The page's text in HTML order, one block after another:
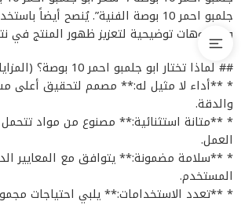
جلمبو احمر 10 بوصة الفنية”. يُنصح أيضاً
وفيديوهات توضيحية لتعزيز ظهور المنتج في
## لماذا تختار ابو جلمبو احمر 10 بوصة؟ (المزايا التنافسية)
* **أداء لا مثيل له:** مصمم لتحقيق أعلى
والدقة.
* **متانة استثنائية:** مصنوع من مواد
العمل.
* **سلامة مضمونة:** يتوافق مع المعايير
المستخدم.
* **تعدد الاستخدامات:** يلبي احتياجات